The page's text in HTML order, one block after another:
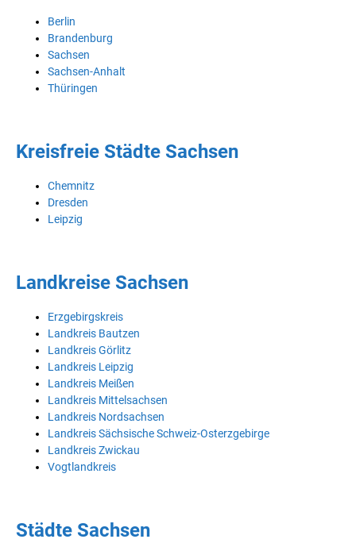
Berlin
Brandenburg
Sachsen
Sachsen-Anhalt
Thüringen
Kreisfreie Städte Sachsen
Chemnitz
Dresden
Leipzig
Landkreise Sachsen
Erzgebirgskreis
Landkreis Bautzen
Landkreis Görlitz
Landkreis Leipzig
Landkreis Meißen
Landkreis Mittelsachsen
Landkreis Nordsachsen
Landkreis Sächsische Schweiz-Osterzgebirge
Landkreis Zwickau
Vogtlandkreis
Städte Sachsen